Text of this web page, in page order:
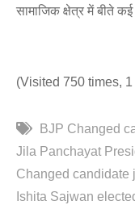
सामाजिक क्षेत्र में बीते
(Visited 750 times,
BJP Changed
Jila Panchayat
Changed candidate
Ishita Sajwan